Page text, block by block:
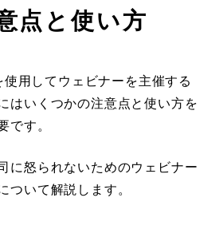
点と使い方
用してウェビナーを主催する
はいくつかの注意点と使い方を
です。
に怒られないためのウェビナー
ついて解説します。